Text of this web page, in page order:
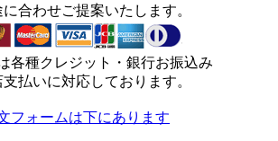
合わせご提案いたします。
各種クレジット・銀行お振込み
払いに対応しております。
フォームは下にあります